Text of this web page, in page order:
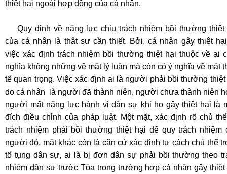
thiệt hại ngoài hợp đồng của cá nhân.
Quy định về năng lực chịu trách nhiệm bồi thường thiệt
của cá nhân là thật sự cần thiết. Bởi, cá nhân gây thiệt
việc xác định trách nhiệm bồi thường thiệt hại thuộc về ai
nghĩa không những về mặt lý luận mà còn có ý nghĩa về mặt
tế quan trọng. Việc xác định ai là người phải bồi thường thiệt
do cá nhân là người đã thành niên, người chưa thành niên
người mất năng lực hành vi dân sự khi họ gây thiệt hại là
đích điều chỉnh của pháp luật. Một mặt, xác định rõ chủ
trách nhiệm phải bồi thường thiệt hại để quy trách nhiệm
người đó, mặt khác còn là căn cứ xác định tư cách chủ thể
tố tụng dân sự, ai là bị đơn dân sự phải bồi thường theo
nhiệm dân sự trước Tòa trong trường hợp cá nhân gây thiệt